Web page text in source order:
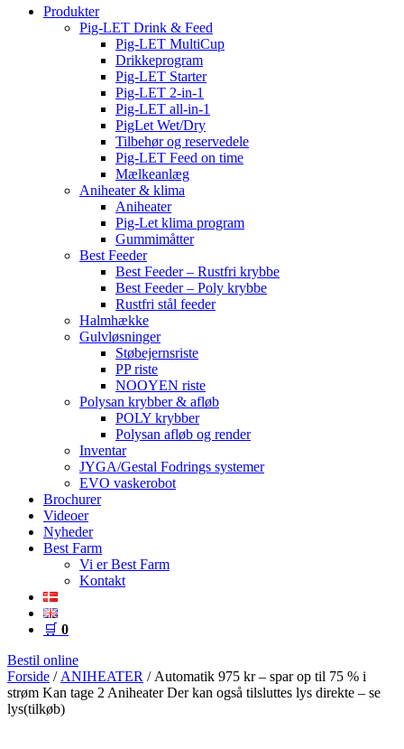
Produkter
Pig-LET Drink & Feed
Pig-LET MultiCup
Drikkeprogram
Pig-LET Starter
Pig-LET 2-in-1
Pig-LET all-in-1
PigLet Wet/Dry
Tilbehør og reservedele
Pig-LET Feed on time
Mælkeanlæg
Aniheater & klima
Aniheater
Pig-Let klima program
Gummimåtter
Best Feeder
Best Feeder – Rustfri krybbe
Best Feeder – Poly krybbe
Rustfri stål feeder
Halmhække
Gulvløsninger
Støbejernsriste
PP riste
NOOYEN riste
Polysan krybber & afløb
POLY krybber
Polysan afløb og render
Inventar
JYGA/Gestal Fodrings systemer
EVO vaskerobot
Brochurer
Videoer
Nyheder
Best Farm
Vi er Best Farm
Kontakt
🛒 0
Bestil online
Forside / ANIHEATER / Automatik 975 kr – spar op til 75 % i
strøm Kan tage 2 Aniheater Der kan også tilsluttes lys direkte – se
lys(tilkøb)